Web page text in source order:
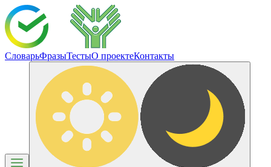
СловарьФразыТестыО проектеКонтакты